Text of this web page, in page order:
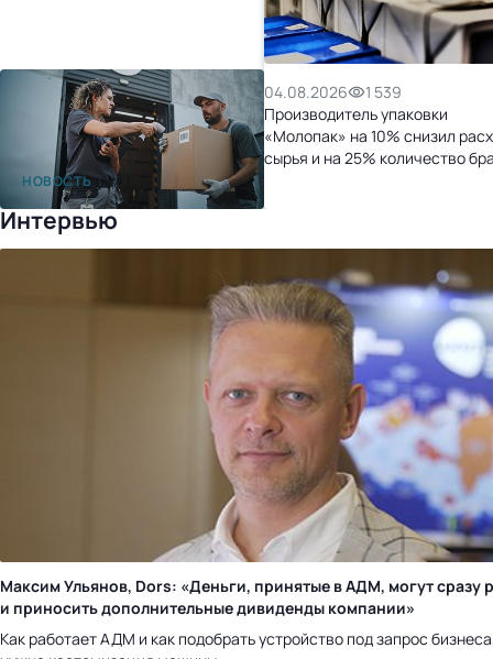
НОВОСТЬ
04.08.2026
1 539
Производитель упаковки
«Молопак» на 10% снизил
сырья и на 25% количество
Интервью
Максим Ульянов, Dors: «Деньги, принятые в АДМ, могут сразу
и приносить дополнительные дивиденды компании»
Как работает АДМ и как подобрать устройство под запрос